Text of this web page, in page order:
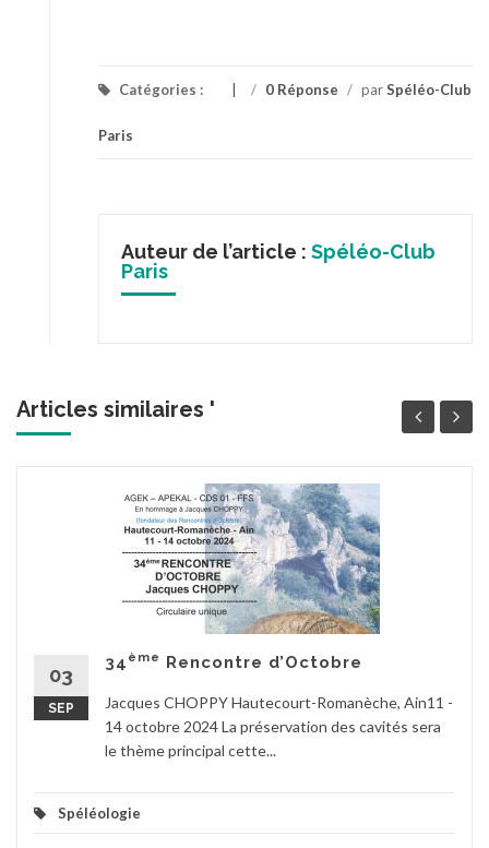
Catégories : / 0 Réponse / parSpéléo-Club
Paris
Auteur de l’article : Spéléo-Club
Paris
Articles similaires '
03
SEP
34 ème Rencontre d’Octobre
Jacques CHOPPY Hautecourt-Romanèche, Ain11 -
14 octobre 2024 La préservation des cavités sera
le thème principal cette...
Spéléologie